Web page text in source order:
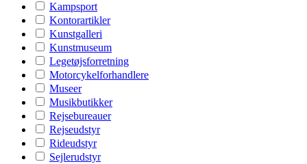
Kampsport
Kontorartikler
Kunstgalleri
Kunstmuseum
Legetøjsforretning
Motorcykelforhandlere
Museer
Musikbutikker
Rejsebureauer
Rejseudstyr
Rideudstyr
Sejlerudstyr